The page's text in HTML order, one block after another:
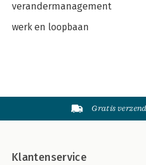
verandermanagement
werk en loopbaan
Gratis
Klantenservice